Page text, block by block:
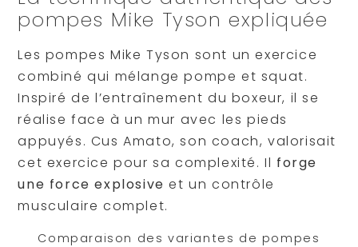
pompes Mike Tyson expliquée
Les pompes Mike Tyson sont un exercice
combiné qui mélange pompe et squat.
Inspiré de l’entraînement du boxeur, il se
réalise face à un mur avec les pieds
appuyés. Cus Amato, son coach, valorisait
cet exercice pour sa complexité. Il forge
une force explosive et un contrôle
musculaire complet.
Comparaison des variantes de pompes